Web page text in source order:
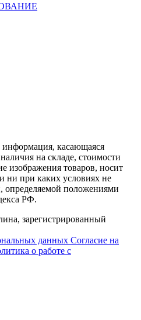
информация, касающаяся
на складе, стоимости
изображения товаров, носит
ни при каких условиях не
определяемой положениями
РФ.
зарегистрированный
данных Согласие на
о работе с